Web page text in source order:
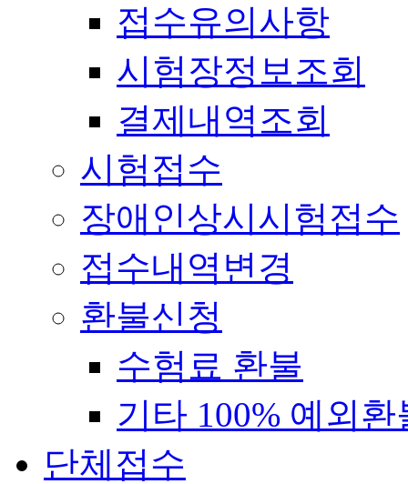
접수유의사항
시험장정보조회
결제내역조회
시험접수
장애인상시시험접수
접수내역변경
환불신청
수험료 환불
기타 100% 예외환
단체접수